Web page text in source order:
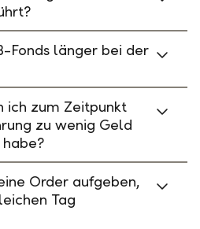
Fonds länger bei der
ich zum Zeitpunkt
zu wenig Geld
Order aufgeben,
Tag